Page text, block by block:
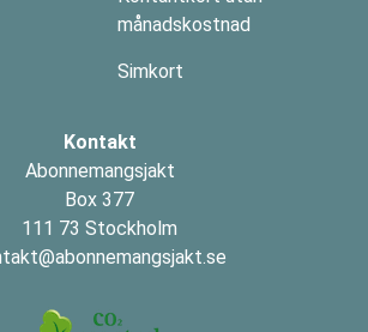
månadskostnad
Simkort
Kontakt
Abonnemangsjakt
Box 377
111 73 Stockholm